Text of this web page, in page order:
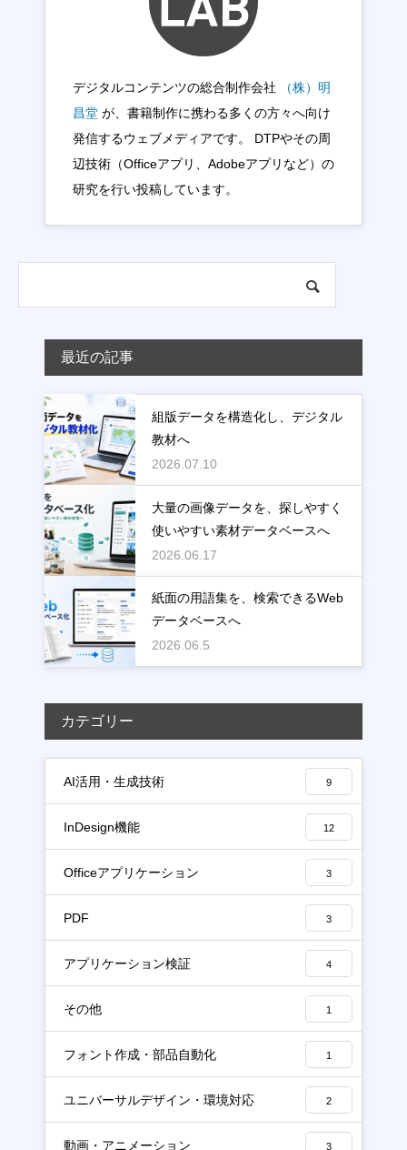
デジタルコンテンツの総合制作会社 （株）明
昌堂 が、書籍制作に携わる多くの方々へ向け
発信するウェブメディアです。 DTPやその周
辺技術（Officeアプリ、Adobeアプリなど）の
研究を行い投稿しています。
最近の記事
組版データを構造化し、デジタル
教材へ
2026.07.10
大量の画像データを、探しやすく
使いやすい素材データベースへ
2026.06.17
紙面の用語集を、検索できるWeb
データベースへ
2026.06.5
カテゴリー
AI活用・生成技術 9
InDesign機能 12
Officeアプリケーション 3
PDF 3
アプリケーション検証 4
その他 1
フォント作成・部品自動化 1
ユニバーサルデザイン・環境対応 2
動画・アニメーション 3